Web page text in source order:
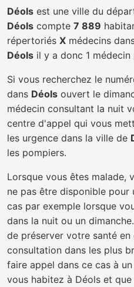
Déols est une ville du
Déols compte 7 889
répertoriés X médecins
Déols il y a donc 1 médecin
Si vous recherchez le
dans Déols ouvert le
médecin consultant la nuit
centre d'appel qui vous
les urgence dans la ville de
les pompiers.
Lorsque vous êtes malade,
ne pas être disponible pour
cas par exemple lorsque
dans la nuit ou un
de préserver votre santé
consultation dans les plus
faire appel dans ce cas à
vous habitez à Déols et